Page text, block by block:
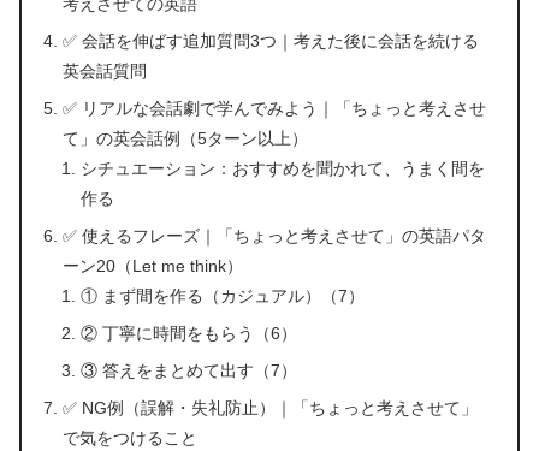
考えさせての英語
✅ 会話を伸ばす追加質問3つ｜考えた後に会話を続ける
英会話質問
✅ リアルな会話劇で学んでみよう｜「ちょっと考えさせ
て」の英会話例（5ターン以上）
シチュエーション：おすすめを聞かれて、うまく間を
作る
✅ 使えるフレーズ｜「ちょっと考えさせて」の英語パタ
ーン20（Let me think）
① まず間を作る（カジュアル）（7）
② 丁寧に時間をもらう（6）
③ 答えをまとめて出す（7）
✅ NG例（誤解・失礼防止）｜「ちょっと考えさせて」
で気をつけること